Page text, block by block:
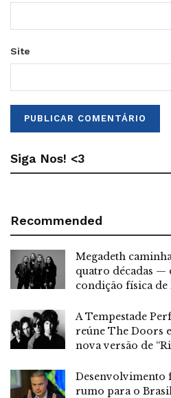
Site
Siga Nos! <3
Recommended
Megadeth
quatro décadas —
condição física de
A Tempestade
reúne The Doors
nova versão de
rumo para o